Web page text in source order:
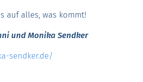
auf alles, was kommt!
und Monika Sendker
sendker.de/